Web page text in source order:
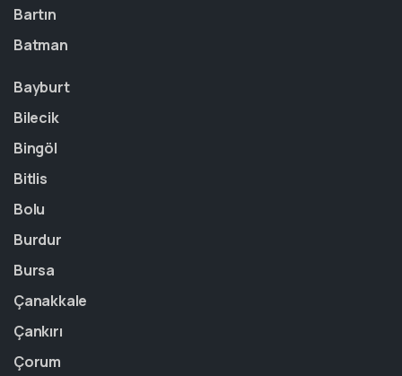
Bartın
Batman
Bayburt
Bilecik
Bingöl
Bitlis
Bolu
Burdur
Bursa
Çanakkale
Çankırı
Çorum